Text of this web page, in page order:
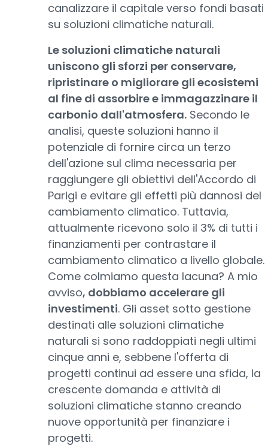
canalizzare il capitale verso fondi basati
su soluzioni climatiche naturali.
Le soluzioni climatiche naturali
uniscono gli sforzi per conservare,
ripristinare o migliorare gli ecosistemi
al fine di assorbire e immagazzinare il
carbonio dall'atmosfera. Secondo le
analisi, queste soluzioni hanno il
potenziale di fornire circa un terzo
dell'azione sul clima necessaria per
raggiungere gli obiettivi dell'Accordo di
Parigi e evitare gli effetti più dannosi del
cambiamento climatico. Tuttavia,
attualmente ricevono solo il 3% di tutti i
finanziamenti per contrastare il
cambiamento climatico a livello globale.
Come colmiamo questa lacuna? A mio
avviso, dobbiamo accelerare gli
investimenti. Gli asset sotto gestione
destinati alle soluzioni climatiche
naturali si sono raddoppiati negli ultimi
cinque anni e, sebbene l'offerta di
progetti continui ad essere una sfida, la
crescente domanda e attività di
soluzioni climatiche stanno creando
nuove opportunità per finanziare i
progetti.